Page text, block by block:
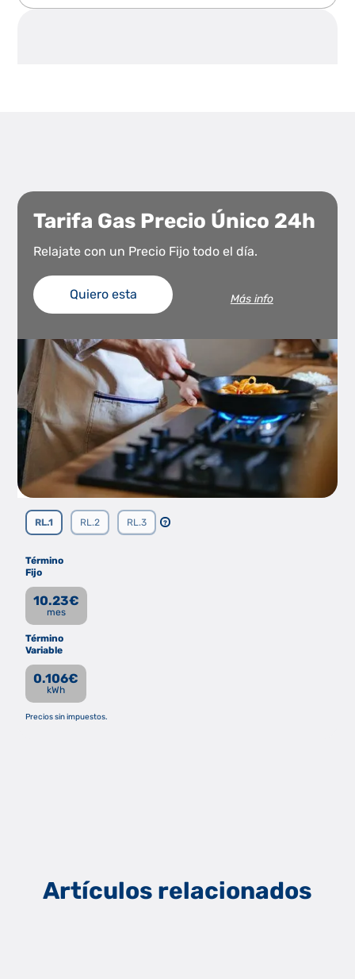
Tarifa Gas Precio Único 24h
Relajate con un Precio Fijo todo el día.
Quiero esta Más info
RL.1 RL.2 RL.3
Término
Fijo
10.23€
mes
Término
Variable
0.106€
kWh
Precios sin impuestos.
?
Artículos relacionados